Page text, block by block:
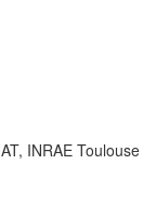
INRAE Toulouse